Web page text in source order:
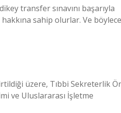
transfer sınavını başarıyla
sahip olurlar. Ve
üzere, Tıbbi Sekreterlik
ve Uluslararası İşletme